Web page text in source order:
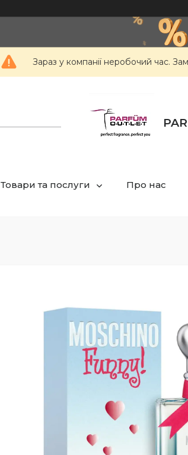
Зараз у компанії неробочий час.
Товари та послуги Про нас